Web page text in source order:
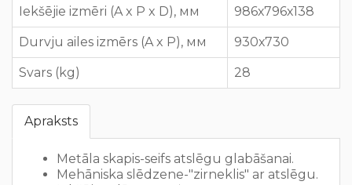
Iekšējie izmēri (A x P x D), мм 986х796х138
Durvju ailes izmērs (A x P), мм 930х730
Svars (kg) 28
Apraksts
Metāla skapis-seifs atslēgu glabāšanai.
Mehāniska slēdzene-"zirneklis" ar atslēgu.